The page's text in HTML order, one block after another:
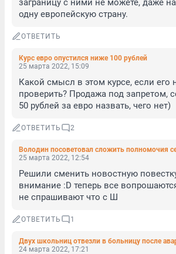
заграницу с ними не можете, даже
одну европейскую страну.
ОТВЕТИТЬ
Курс евро опустился ниже 100 рублей
25 марта 2022, 15:09
Какой смысл в этом курсе, если его
проверить? Продажа под запретом,
50 рублей за евро назвать, чего нет)
ОТВЕТИТЬ 2
25 марта 2022, 12:54
Решили сменить новостную
внимание :D теперь все
не спрашивают что с Ш
ОТВЕТИТЬ 1
24 марта 2022, 17:21